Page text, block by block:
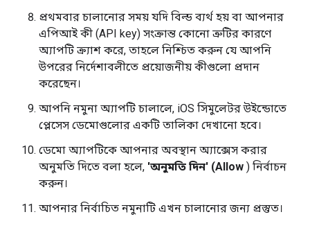
প্রথমবার চালানোর সময় যদি বিল্ড ব্যর্থ হয় বা আপনার
এপিআই কী (API key) সংক্রান্ত কোনো ত্রুটির কারণে
অ্যাপটি ক্র্যাশ করে, তাহলে নিশ্চিত করুন যে আপনি
উপরের নির্দেশাবলীতে প্রয়োজনীয় কীগুলো প্রদান
করেছেন।
আপনি নমুনা অ্যাপটি চালালে, iOS সিমুলেটর উইন্ডোতে
প্লেসেস ডেমোগুলোর একটি তালিকা দেখানো হবে।
ডেমো অ্যাপটিকে আপনার অবস্থান অ্যাক্সেস করার
অনুমতি দিতে বলা হলে, 'অনুমতি দিন' (Allow ) নির্বাচন
করুন।
আপনার নির্বাচিত নমুনাটি এখন চালানোর জন্য প্রস্তুত।